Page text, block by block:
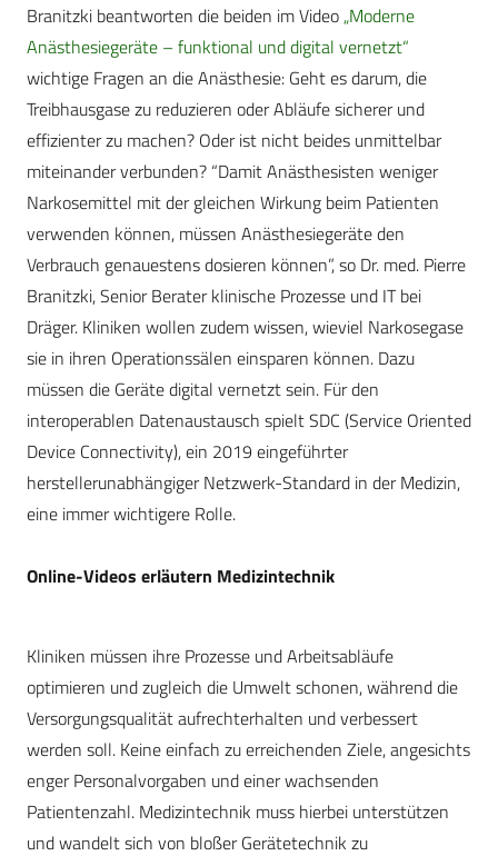
Branitzki beantworten die beiden im Video„Moderne
Anästhesiegeräte – funktional und digital vernetzt“
wichtige Fragen an die Anästhesie: Geht es darum, die
Treibhausgase zu reduzieren oder Abläufe sicherer und
effizienter zu machen? Oder ist nicht beides unmittelbar
miteinander verbunden? “Damit Anästhesisten weniger
Narkosemittel mit der gleichen Wirkung beim Patienten
verwenden können, müssen Anästhesiegeräte den
Verbrauch genauestens dosieren können”, so Dr. med. Pierre
Branitzki, Senior Berater klinische Prozesse und IT bei
Dräger. Kliniken wollen zudem wissen, wieviel Narkosegase
sie in ihren Operationssälen einsparen können. Dazu
müssen die Geräte digital vernetzt sein. Für den
interoperablen Datenaustausch spielt SDC (Service Oriented
Device Connectivity), ein 2019 eingeführter
herstellerunabhängiger Netzwerk-Standard in der Medizin,
eine immer wichtigere Rolle.
Online-Videos erläutern Medizintechnik
Kliniken müssen ihre Prozesse und Arbeitsabläufe
optimieren und zugleich die Umwelt schonen, während die
Versorgungsqualität aufrechterhalten und verbessert
werden soll. Keine einfach zu erreichenden Ziele, angesichts
enger Personalvorgaben und einer wachsenden
Patientenzahl. Medizintechnik muss hierbei unterstützen
und wandelt sich von bloßer Gerätetechnik zu